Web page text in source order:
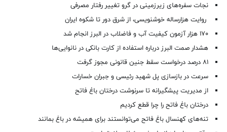
نجات سفره‌های زیرزمینی در گرو تغییر رفتار مصرفی
روایت هزارساله خوشنویسی، از شرق دور تا شکوه ایران
۱۷۰ هزار آزمون کیفیت آب و فاضلاب در البرز انجام شد
هشدار صمت البرز درباره استفاده از کارت بانکی در نانوایی‌ها
۸۱ درصد درخواست‌ سقط جنین قانونی مجوز گرفت
سرعت در بازسازی پل شهید رئیسی و جبران خسارات
از مدیریت پیشگیرانه تا سرنوشت درختان باغ فاتح
درختان باغ فاتح را چرا قطع کردیم
تنه‌های کهنسال باغ فاتح می‌توانستند برای همیشه در باغ بمانند